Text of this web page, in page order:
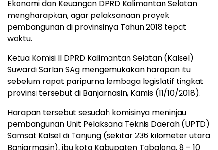
Ekonomi dan Keuangan DPRD Kalimantan Selatan
mengharapkan, agar pelaksanaan proyek
pembangunan di provinsinya Tahun 2018 tepat
waktu.
Ketua Komisi II DPRD Kalimantan Selatan (Kalsel)
Suwardi Sarlan SAg mengemukakan harapan itu
sebelum rapat paripurna lembaga legislatif tingkat
provinsi tersebut di Banjarnasin, Kamis (11/10/2018).
Harapan tersebut sesudah komisinya meninjau
pembangunan Unit Pelaksana Teknis Daerah (UPTD)
Samsat Kalsel di Tanjung (sekitar 236 kilometer utara
Banjarmasin), ibu kota Kabupaten Tabalong, 8 – 10